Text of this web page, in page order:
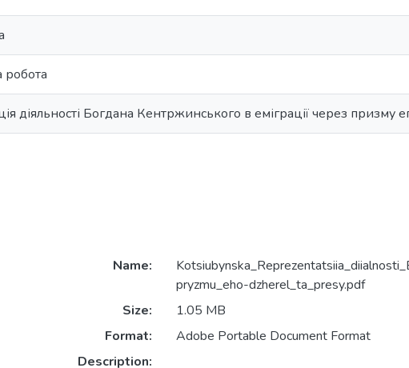
робота
діяльності Богдана Кентржинського в еміграції через призму
Name:
pryzmu_eho-dzherel_ta_presy.pdf
Size:
1.05 MB
Format:
Adobe Portable Document Format
Description: